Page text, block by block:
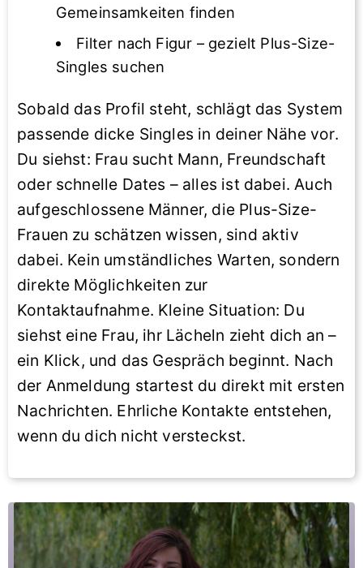
Gemeinsamkeiten finden
Filter nach Figur – gezielt Plus-Size-
Singles suchen
Sobald das Profil steht, schlägt das System
passende dicke Singles in deiner Nähe vor.
Du siehst: Frau sucht Mann, Freundschaft
oder schnelle Dates – alles ist dabei. Auch
aufgeschlossene Männer, die Plus-Size-
Frauen zu schätzen wissen, sind aktiv
dabei. Kein umständliches Warten, sondern
direkte Möglichkeiten zur
Kontaktaufnahme. Kleine Situation: Du
siehst eine Frau, ihr Lächeln zieht dich an –
ein Klick, und das Gespräch beginnt. Nach
der Anmeldung startest du direkt mit ersten
Nachrichten. Ehrliche Kontakte entstehen,
wenn du dich nicht versteckst.